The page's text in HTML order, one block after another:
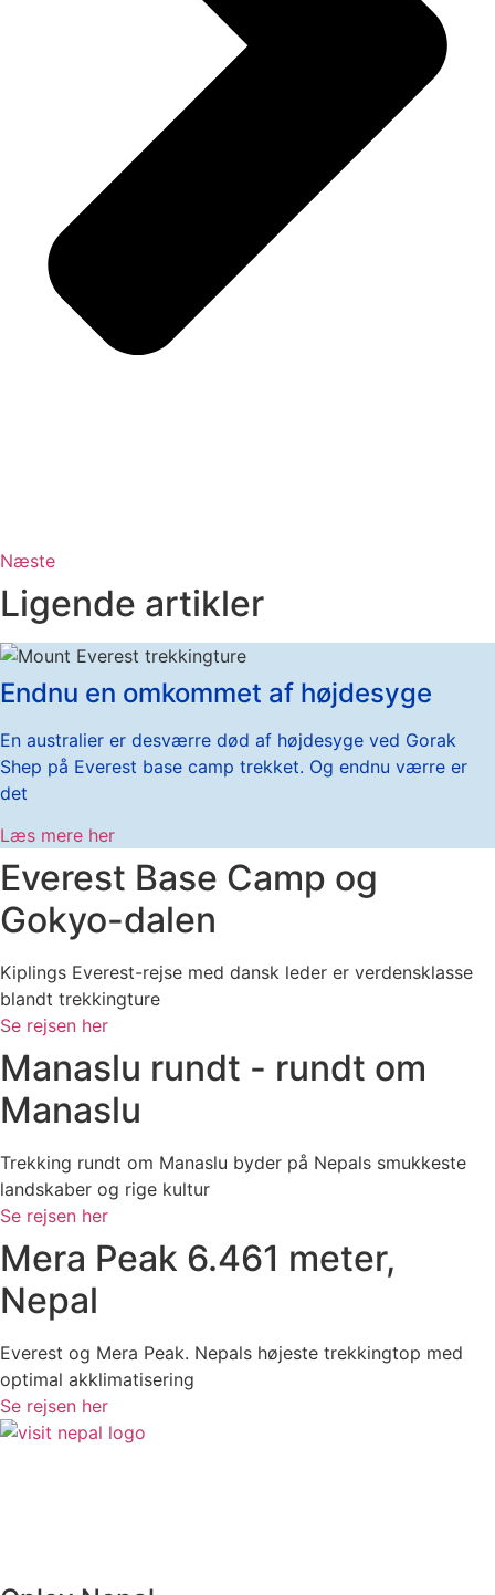
Næste
Ligende artikler
Endnu en omkommet af højdesyge
En australier er desværre død af højdesyge ved Gorak
Shep på Everest base camp trekket. Og endnu værre er
det
Læs mere her
Everest Base Camp og
Gokyo-dalen
Kiplings Everest-rejse med dansk leder er verdensklasse
blandt trekkingture
Se rejsen her
Manaslu rundt - rundt om
Manaslu
Trekking rundt om Manaslu byder på Nepals smukkeste
landskaber og rige kultur
Se rejsen her
Mera Peak 6.461 meter,
Nepal
Everest og Mera Peak. Nepals højeste trekkingtop med
optimal akklimatisering
Se rejsen her